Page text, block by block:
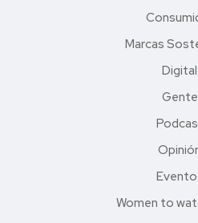
Marcas
Digital
Gente
Women to